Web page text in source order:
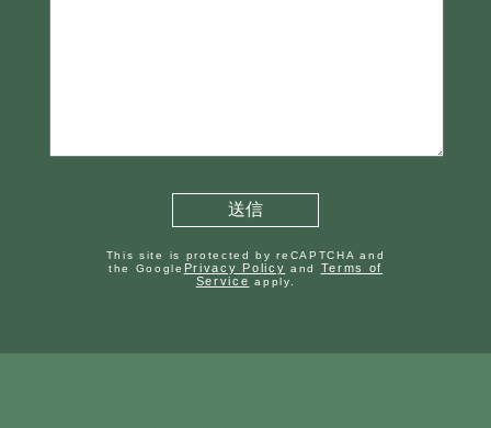
This site is protected by reCAPTCHA and
the Google Privacy Policy and Terms of
Service apply.